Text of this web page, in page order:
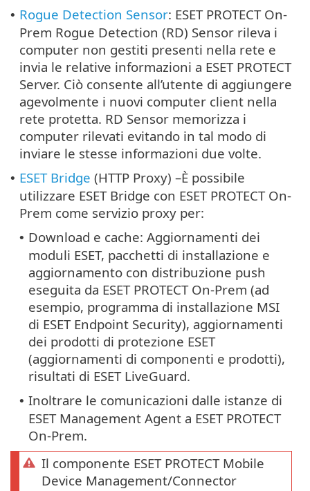
• Rogue Detection Sensor: ESET PROTECT On-
Prem Rogue Detection (RD) Sensor rileva i
computer non gestiti presenti nella rete e
invia le relative informazioni a ESET PROTECT
Server. Ciò consente all’utente di aggiungere
agevolmente i nuovi computer client nella
rete protetta. RD Sensor memorizza i
computer rilevati evitando in tal modo di
inviare le stesse informazioni due volte.
• ESET Bridge (HTTP Proxy) –È possibile
utilizzare ESET Bridge con ESET PROTECT On-
Prem come servizio proxy per:
• Download e cache: Aggiornamenti dei
moduli ESET, pacchetti di installazione e
aggiornamento con distribuzione push
eseguita da ESET PROTECT On-Prem (ad
esempio, programma di installazione MSI
di ESET Endpoint Security), aggiornamenti
dei prodotti di protezione ESET
(aggiornamenti di componenti e prodotti),
risultati di ESET LiveGuard.
• Inoltrare le comunicazioni dalle istanze di
ESET Management Agent a ESET PROTECT
On-Prem.
Il componente ESET PROTECT Mobile
Device Management/Connector